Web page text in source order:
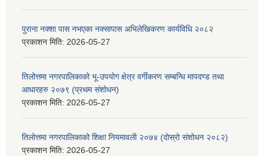
पुराना नक्शा पास नभएका नक्सापास अभिलेखिकरण कार्यविधि २०८२
प्रकाशन मिति: 2026-05-27
तिलोत्तमा नगरपालिकाको भू-उपयोग क्षेत्र वर्गीकरण सम्बन्धि मापदण्ड तथा
आधारहरु २०७९ (प्रथम संशोधन)
प्रकाशन मिति: 2026-05-27
तिलोत्तमा नगरपालिकाको शिक्षा नियमावली २०७४ (दोस्रो संशोधन २०८२)
प्रकाशन मिति: 2026-05-27